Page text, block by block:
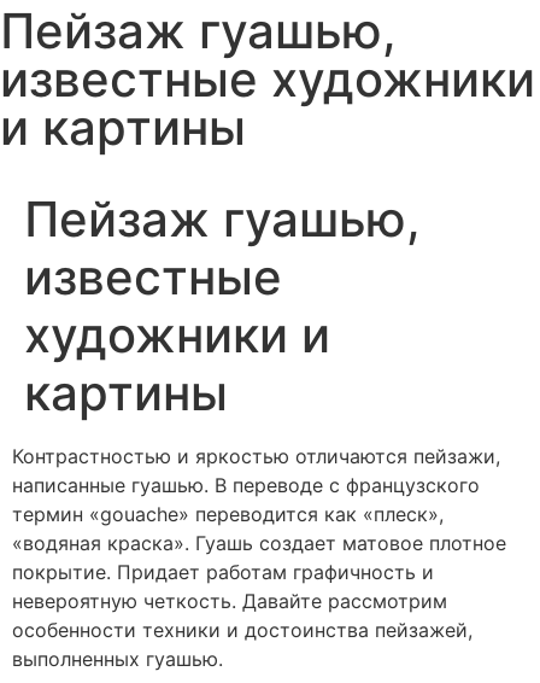
Пейзаж гуашью,
известные художники
и картины
Пейзаж гуашью,
известные
художники и
картины
Контрастностью и яркостью отличаются пейзажи,
написанные гуашью. В переводе с французского
термин «gouache» переводится как «плеск»,
«водяная краска». Гуашь создает матовое плотное
покрытие. Придает работам графичность и
невероятную четкость. Давайте рассмотрим
особенности техники и достоинства пейзажей,
выполненных гуашью.